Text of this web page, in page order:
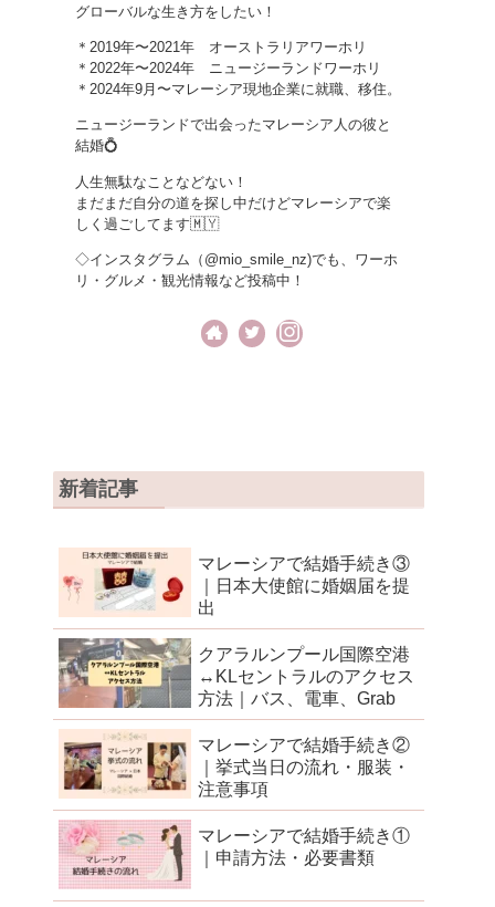
グローバルな生き方をしたい！
＊2019年〜2021年 オーストラリアワーホリ
＊2022年〜2024年 ニュージーランドワーホリ
＊2024年9月〜マレーシア現地企業に就職、移住。
ニュージーランドで出会ったマレーシア人の彼と
結婚💍
人生無駄なことなどない！
まだまだ自分の道を探し中だけどマレーシアで楽
しく過ごしてます🇲🇾
◇インスタグラム（@mio_smile_nz)でも、ワーホ
リ・グルメ・観光情報など投稿中！
新着記事
マレーシアで結婚手続き③
｜日本大使館に婚姻届を提
出
クアラルンプール国際空港
↔︎KLセントラルのアクセス
方法｜バス、電車、Grab
マレーシアで結婚手続き②
｜挙式当日の流れ・服装・
注意事項
マレーシアで結婚手続き①
｜申請方法・必要書類